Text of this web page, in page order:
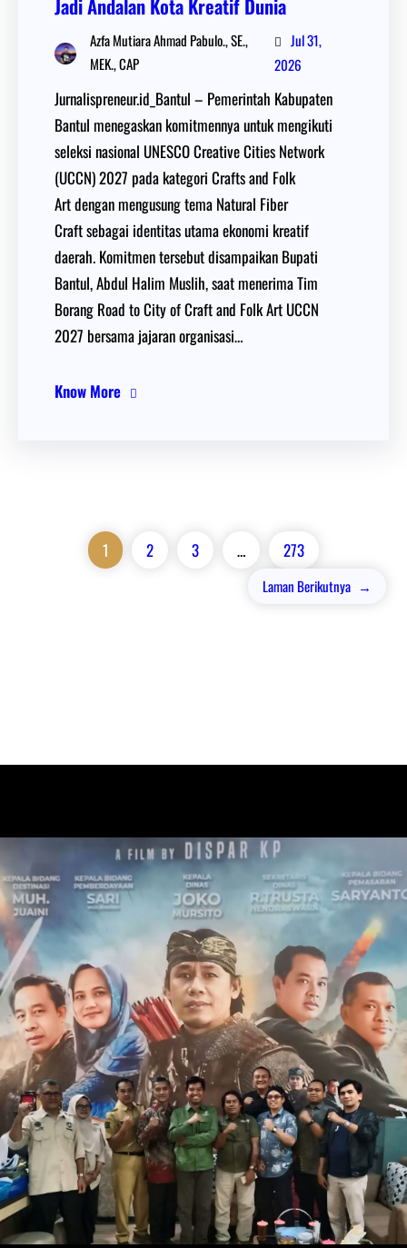
Jadi Andalan Kota Kreatif Dunia
Azfa Mutiara Ahmad Pabulo., SE.,
MEK., CAP
Jul 31,
2026
Jurnalispreneur.id_Bantul – Pemerintah Kabupaten
Bantul menegaskan komitmennya untuk mengikuti
seleksi nasional UNESCO Creative Cities Network
(UCCN) 2027 pada kategori Crafts and Folk
Art dengan mengusung tema Natural Fiber
Craft sebagai identitas utama ekonomi kreatif
daerah. Komitmen tersebut disampaikan Bupati
Bantul, Abdul Halim Muslih, saat menerima Tim
Borang Road to City of Craft and Folk Art UCCN
2027 bersama jajaran organisasi…
Know More
1 2 3 … 273
Laman Berikutnya →